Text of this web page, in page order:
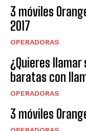
3 móviles
2017
OPERADORAS
¿Quieres
baratas con
OPERADORAS
3 móviles